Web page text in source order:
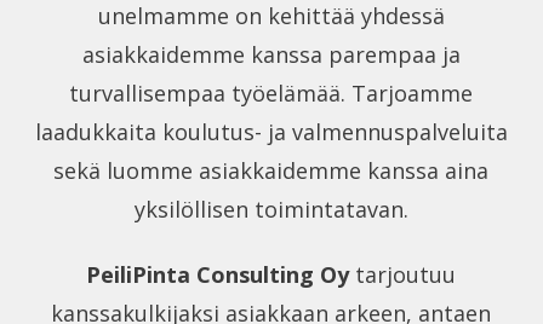
unelmamme on kehittää yhdessä
asiakkaidemme kanssa parempaa ja
turvallisempaa työelämää. Tarjoamme
laadukkaita koulutus- ja valmennuspalveluita
sekä luomme asiakkaidemme kanssa aina
yksilöllisen toimintatavan.
PeiliPinta Consulting Oytarjoutuu
kanssakulkijaksi asiakkaan arkeen, antaen